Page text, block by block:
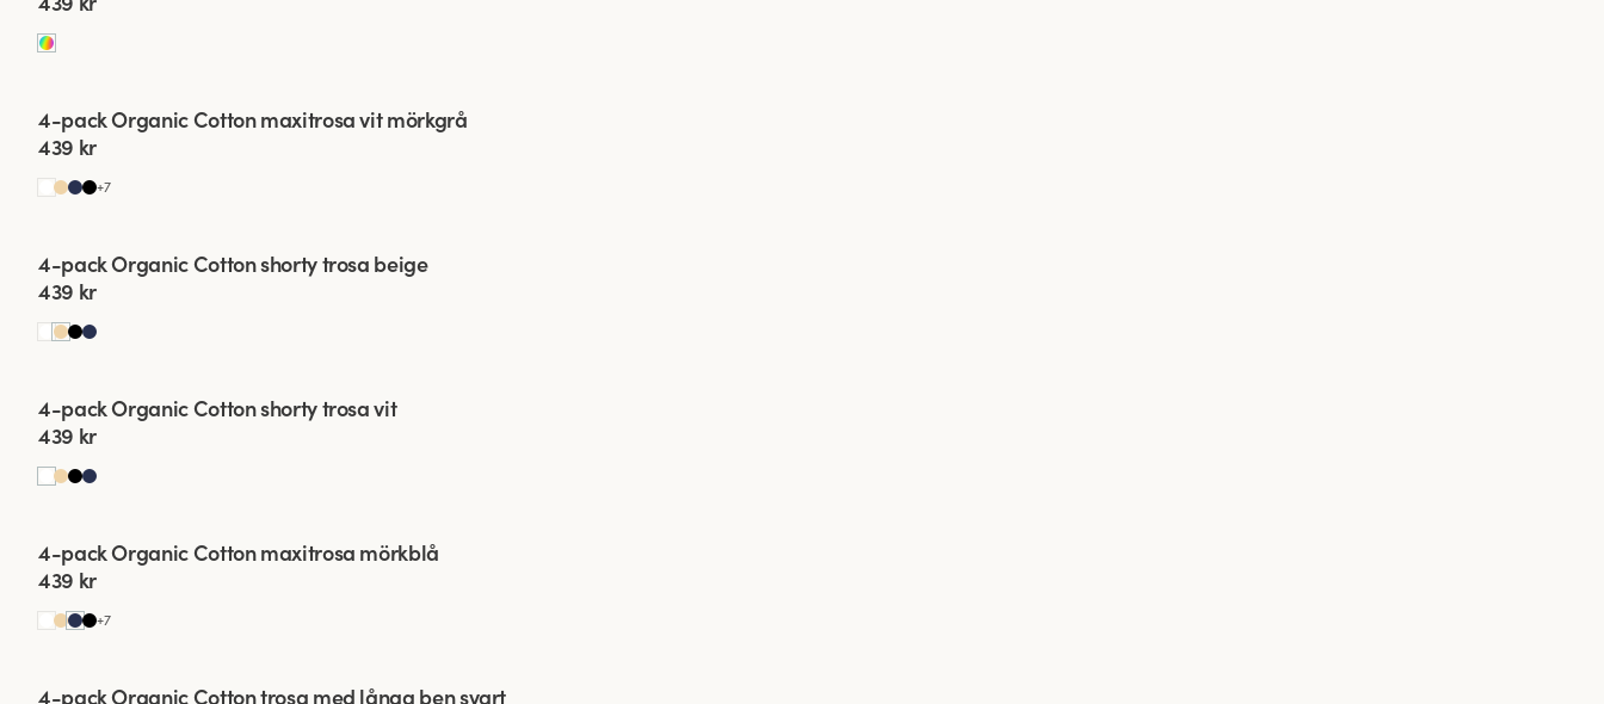
Viewing image 1 of 2
4-pack Organic Cotton maxitrosa vit mörkgrå
439 kr
+7
Viewing image 1 of 2
4-pack Organic Cotton shorty trosa beige
439 kr
Viewing image 1 of 2
4-pack Organic Cotton shorty trosa vit
439 kr
Viewing image 1 of 2
4-pack Organic Cotton maxitrosa mörkblå
439 kr
+7
Viewing image 1 of 2
4-pack Organic Cotton trosa med långa ben svart